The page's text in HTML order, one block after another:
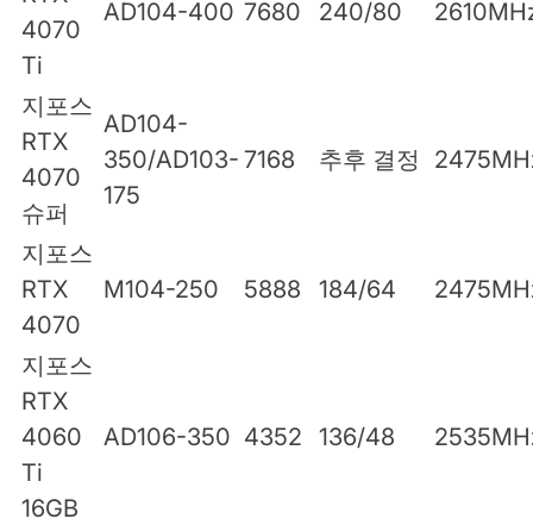
4070
Ti
AD104-400 7680 240/80
지포스
RTX
4070
슈퍼
AD104-
350/AD103-
175
7168 추후 결정
지포스
RTX
4070
M104-250 5888 184/64
지포스
RTX
4060
Ti
16GB
AD106-350 4352 136/48